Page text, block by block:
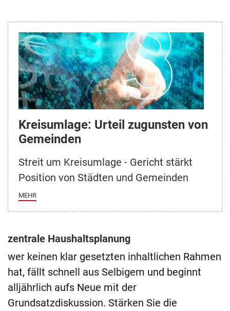
Kreisumlage: Urteil zugunsten von
Gemeinden
Streit um Kreisumlage - Gericht stärkt
Position von Städten und Gemeinden
MEHR
zentrale Haushaltsplanung
wer keinen klar gesetzten inhaltlichen Rahmen
hat, fällt schnell aus Selbigem und beginnt
alljährlich aufs Neue mit der
Grundsatzdiskussion. Stärken Sie die